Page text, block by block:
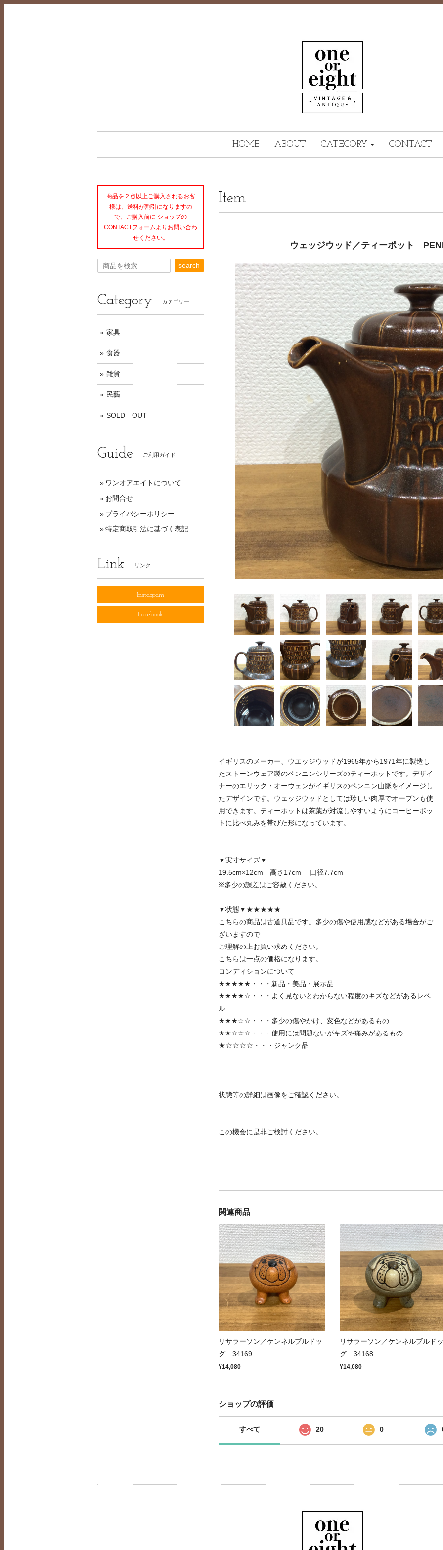
HOME ABOUT CATEGORY CONTACT
Item
ウェッジウッド／ティーポット
イギリスのメーカー、ウエッジウッドが1965年から1971年に製造し
たストーンウェア製のペンニンシリーズのティーポットです。デザイ
ナーのエリック・オーウェンがイギリスのペンニン山脈をイメージし
たデザインです。ウェッジウッドとしては珍しい肉厚でオーブンも使
用できます。ティーポットは茶葉が対流しやすいようにコーヒーポッ
トに比べ丸みを帯びた形になっています。
▼実寸サイズ▼
19.5cm×12cm 高さ17cm 口径7.7cm
※多少の誤差はご容赦ください。
▼状態▼★★★★★
こちらの商品は古道具品です。多少の傷や使用感などがある場合がご
ざいますので
ご理解の上お買い求めください。
こちらは一点の価格になります。
コンディションについて
★★★★★・・・新品・美品・展示品
★★★★☆・・・よく見ないとわからない程度のキズなどがあるレベ
ル
★★★☆☆・・・多少の傷やかけ、変色などがあるもの
★★☆☆☆・・・使用には問題ないがキズや痛みがあるもの
★☆☆☆☆・・・ジャンク品
状態等の詳細は画像をご確認ください。
この機会に是非ご検討ください。
関連商品
リサラーソン／ケンネルブルドッ
グ 34169
¥14,080
リサラーソン／ケンネルブルドッ
グ 34168
¥14,080
ショップの評価
すべて 20 0
商品を２点以上ご購入されるお客
様は、送料が割引になりますの
で、ご購入前に ショップの
CONTACTフォームよりお問い合わ
せください。
search
Category カテゴリー
家具
食器
雑貨
民藝
SOLD OUT
Guide ご利用ガイド
ワンオアエイトについて
お問合せ
プライバシーポリシー
特定商取引法に基づく表記
Link リンク
Instagram
Facebook